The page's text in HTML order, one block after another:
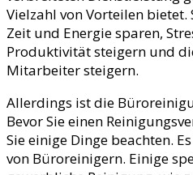
Vielzahl von Vorteilen bietet.
Zeit und Energie sparen,
Produktivität steigern und
Mitarbeiter steigern.
Allerdings ist die
Bevor Sie einen
Sie einige Dinge beachten.
von Büroreinigern. Einige